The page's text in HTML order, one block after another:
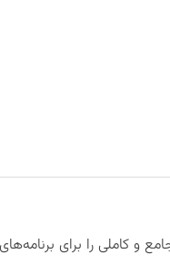
و کاملی را برای